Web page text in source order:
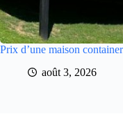
Prix d’une maison
août 3, 2026